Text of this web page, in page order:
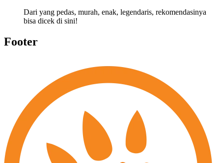
Dari yang pedas, murah, enak, legendaris, rekomendasinya
bisa dicek di sini!
Footer